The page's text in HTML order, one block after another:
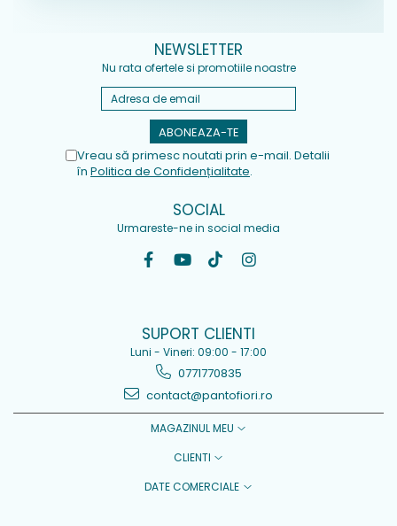
NEWSLETTER
Nu rata ofertele si promotiile noastre
Vreau să primesc noutati prin e-mail. Detalii
în Politica de Confidențialitate.
SOCIAL
Urmareste-ne in social media
SUPORT CLIENTI
Luni - Vineri: 09:00 - 17:00
0771770835
contact@pantofiori.ro
MAGAZINUL MEU
CLIENTI
DATE COMERCIALE